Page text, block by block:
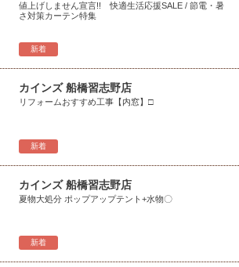
新着
値上げしません宣言!! 快適生活応援SALE / 節電・暑
さ対策カーテン特集
新着
カインズ 船橋習志野店
リフォームおすすめ工事【内窓】□
新着
カインズ 船橋習志野店
夏物大処分 ポップアップテント+水物〇